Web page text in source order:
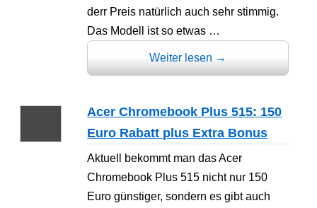
derr Preis natürlich auch sehr stimmig.
Das Modell ist so etwas …
Weiter lesen →
Acer Chromebook Plus 515: 150
Euro Rabatt plus Extra Bonus
Aktuell bekommt man das Acer
Chromebook Plus 515 nicht nur 150
Euro günstiger, sondern es gibt auch